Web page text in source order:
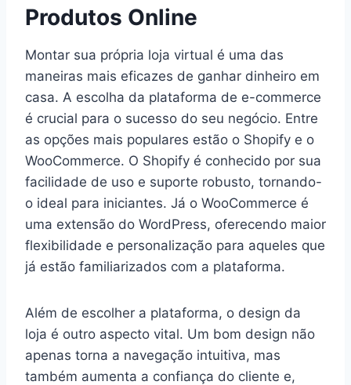
Produtos Online
Montar sua própria loja virtual é uma das
maneiras mais eficazes de ganhar dinheiro em
casa. A escolha da plataforma de e-commerce
é crucial para o sucesso do seu negócio. Entre
as opções mais populares estão o Shopify e o
WooCommerce. O Shopify é conhecido por sua
facilidade de uso e suporte robusto, tornando-
o ideal para iniciantes. Já o WooCommerce é
uma extensão do WordPress, oferecendo maior
flexibilidade e personalização para aqueles que
já estão familiarizados com a plataforma.
Além de escolher a plataforma, o design da
loja é outro aspecto vital. Um bom design não
apenas torna a navegação intuitiva, mas
também aumenta a confiança do cliente e,